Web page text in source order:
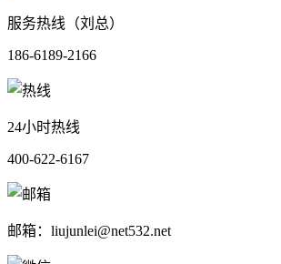
服务热线（刘总）
186-6189-2166
24小时热线
400-622-6167
邮箱：liujunlei@net532.net